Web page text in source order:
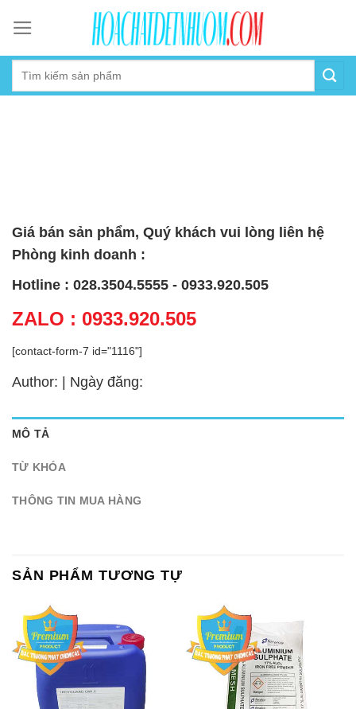
content
Giá bán sản phẩm, Quý khách vui lòng liên hệ
Phòng kinh doanh :
Hotline : 028.3504.5555 - 0933.920.505
ZALO : 0933.920.505
[contact-form-7 id="1116"]
Author: | Ngày đăng:
MÔ TẢ
TỪ KHÓA
THÔNG TIN MUA HÀNG
SẢN PHẨM TƯƠNG TỰ